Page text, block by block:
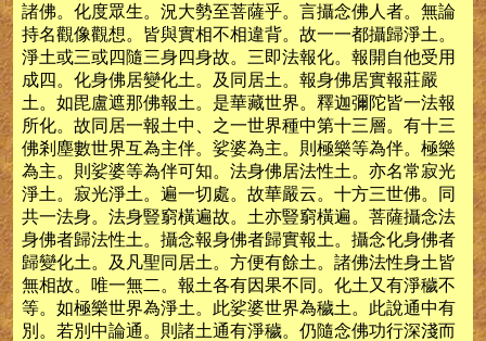
諸佛。化度眾生。況大勢至菩薩乎。言攝念佛人者。無論
持名觀像觀想。皆與實相不相違背。故一一都攝歸淨土。
淨土或三或四隨三身四身故。三即法報化。報開自他受用
成四。化身佛居變化土。及同居土。報身佛居實報莊嚴
土。如毘盧遮那佛報土。是華藏世界。釋迦彌陀皆一法報
所化。故同居一報土中、之一世界種中第十三層。有十三
佛剎塵數世界互為主伴。娑婆為主。則極樂等為伴。極樂
為主。則娑婆等為伴可知。法身佛居法性土。亦名常寂光
淨土。寂光淨土。遍一切處。故華嚴云。十方三世佛。同
共一法身。法身豎窮橫遍故。土亦豎窮橫遍。菩薩攝念法
身佛者歸法性土。攝念報身佛者歸實報土。攝念化身佛者
歸變化土。及凡聖同居土。方便有餘土。諸佛法性身土皆
無相故。唯一無二。報土各有因果不同。化土又有淨穢不
等。如極樂世界為淨土。此娑婆世界為穢土。此說通中有
別。若別中論通。則諸土通有淨穢。仍隨念佛功行深淺而